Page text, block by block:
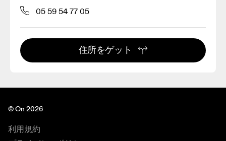
05 59 54 77 05
住所をゲット
© On 2026
利用規約